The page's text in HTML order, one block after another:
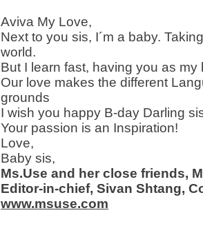
Aviva My Love,
Next to you sis, I´m a baby.
world.
But I learn fast, having you as my
Our love makes the different
grounds
I wish you happy B-day Darling
Your passion is an Inspiration!
Love,
Baby sis,
Ms.Use and her close friends,
Editor-in-chief, Sivan Shtang,
www.msuse.com